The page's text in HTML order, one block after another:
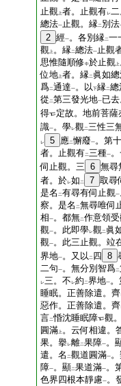
止觀 上者。止觀有レ
總法一止觀。縁二 別法
2 經一。各別縁二一
觀 上 。縁二總法一止觀
思惟隨順修中於止觀 上
位地 上者。縁二 眞如
爲二通達一。以下縁二總
從 二第三發光地一已
得
定故。地前菩薩
識一。學レ觀二三性三
レ 5 應二懈廢一。第
者。止觀有二三種一
伺止觀。三 6 無尋
者。於レ如 二 7 取尋
是名 二有尋有伺止觀一
察。是名 二無尋唯伺
相一。都無二作意領
觀一。此即學レ觀二 眞
觀一。此三止觀。竝
界地一。又以 二 四 8
二句一。無分別智爲二
レ三。不 レ約 二界地一
睡眠。正善除遣。齊
惡作。正善除遣。齊
言二惛沈睡眠障
觀
圓滿 上 。云何相違。
果。擧レ離二果障一。
遣。名 二觀道圓滿一
障一。顯二果道滿一。
色界四根本靜慮一。